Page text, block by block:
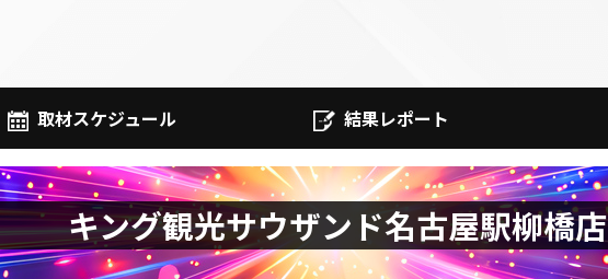
取材スケジュール 結果レポート
キング観光サウザンド名古屋駅柳橋店